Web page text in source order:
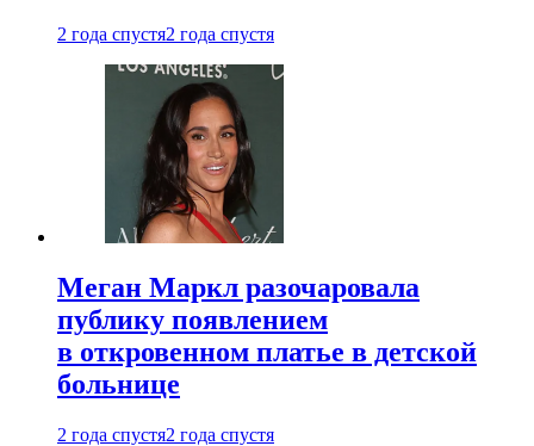
2 года спустя2 года спустя
Меган Маркл разочаровала
публику появлением
в откровенном платье в детской
больнице
2 года спустя2 года спустя